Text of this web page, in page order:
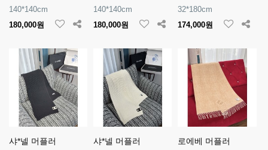
140*140cm
180,000원
140*140cm
180,000원
32*180cm
174,000원
샤*넬 머플러 샤*넬 머플러 로에베 머플러